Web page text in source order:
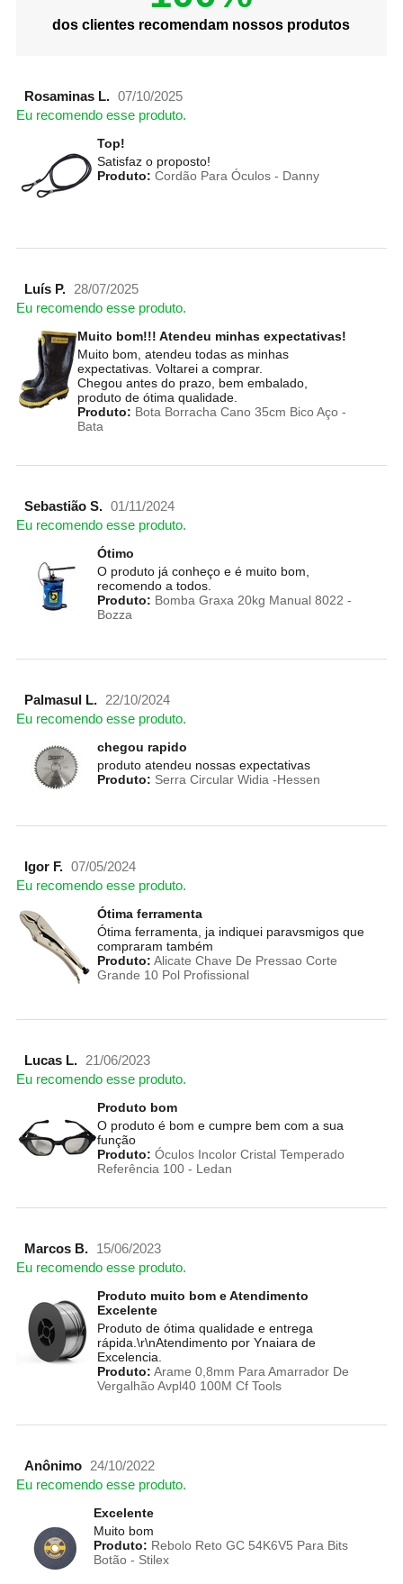
dos clientes recomendam nossos produtos
Rosaminas L. 07/10/2025
Eu recomendo esse produto.
Top!
Satisfaz o proposto!
Produto: Cordão Para Óculos - Danny
Luís P. 28/07/2025
Eu recomendo esse produto.
Muito bom!!! Atendeu minhas expectativas!
Muito bom, atendeu todas as minhas
expectativas. Voltarei a comprar.
Chegou antes do prazo, bem embalado,
produto de ótima qualidade.
Produto: Bota Borracha Cano 35cm Bico Aço -
Bata
Sebastião S. 01/11/2024
Eu recomendo esse produto.
Ótimo
O produto já conheço e é muito bom,
recomendo a todos.
Produto: Bomba Graxa 20kg Manual 8022 -
Bozza
Palmasul L. 22/10/2024
Eu recomendo esse produto.
chegou rapido
produto atendeu nossas expectativas
Produto: Serra Circular Widia -Hessen
Igor F. 07/05/2024
Eu recomendo esse produto.
Ótima ferramenta
Ótima ferramenta, ja indiquei paravsmigos que
compraram também
Produto: Alicate Chave De Pressao Corte
Grande 10 Pol Profissional
Lucas L. 21/06/2023
Eu recomendo esse produto.
Produto bom
O produto é bom e cumpre bem com a sua
função
Produto: Óculos Incolor Cristal Temperado
Referência 100 - Ledan
Marcos B.
15/06/2023
Eu recomendo esse produto.
Produto muito bom e Atendimento
Excelente
Produto de ótima qualidade e entrega
rápida.\r\nAtendimento por Ynaiara de
Excelencia.
Produto: Arame 0,8mm Para Amarrador De
Vergalhão Avpl40 100M Cf Tools
Anônimo 24/10/2022
Eu recomendo esse produto.
Excelente
Muito bom
Produto: Rebolo Reto GC 54K6V5 Para Bits
Botão - Stilex